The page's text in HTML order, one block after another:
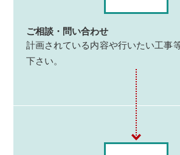
ご相談・問い合わせ
計画されている内容や行いたい工事
下さい。